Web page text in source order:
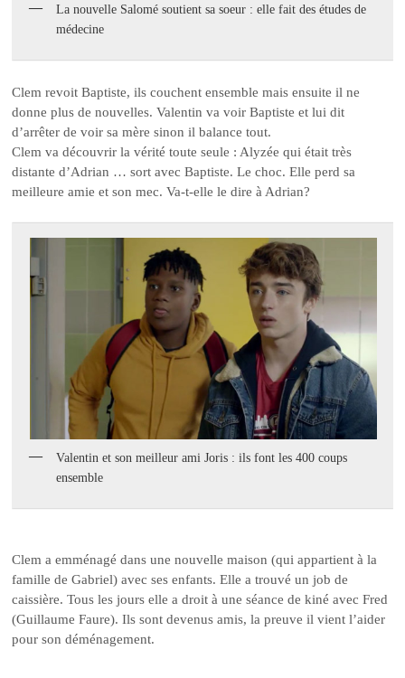
La nouvelle Salomé soutient sa soeur : elle fait des études de
médecine
Clem revoit Baptiste, ils couchent ensemble mais ensuite il ne
donne plus de nouvelles. Valentin va voir Baptiste et lui dit
d’arrêter de voir sa mère sinon il balance tout.
Clem va découvrir la vérité toute seule : Alyzée qui était très
distante d’Adrian … sort avec Baptiste. Le choc. Elle perd sa
meilleure amie et son mec. Va-t-elle le dire à Adrian?
Valentin et son meilleur ami Joris : ils font les 400 coups
ensemble
Clem a emménagé dans une nouvelle maison (qui appartient à la
famille de Gabriel) avec ses enfants. Elle a trouvé un job de
caissière. Tous les jours elle a droit à une séance de kiné avec Fred
(Guillaume Faure). Ils sont devenus amis, la preuve il vient l’aider
pour son déménagement.